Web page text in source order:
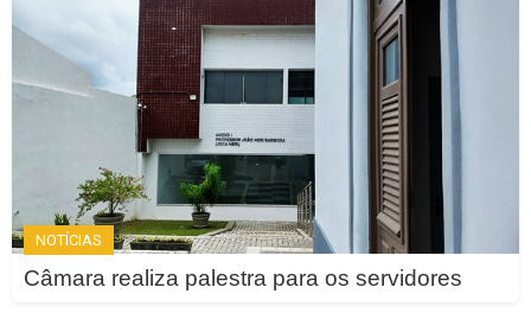
NOTÍCIAS
Câmara realiza palestra para os servidores